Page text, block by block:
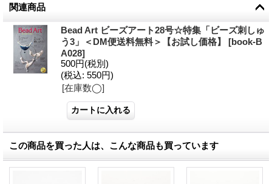
関連商品
Bead Art ビーズアート28号☆特集「ビーズ刺しゅ
う3」＜DM便送料無料＞【お試し価格】 [book-B
A028]
500円(税別)
(税込: 550円)
[在庫数◯]
この商品を買った人は、こんな商品も買っています